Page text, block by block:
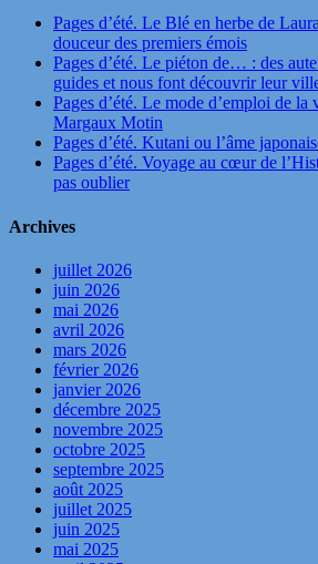
Pages d’été. Le Blé en herbe de
douceur des premiers émois
Pages d’été. Le piéton de… : des
guides et nous font découvrir leur
Pages d’été. Le mode d’emploi de la
Margaux Motin
Pages d’été. Kutani ou l’âme
Pages d’été. Voyage au cœur de
pas oublier
Archives
juillet 2026
juin 2026
mai 2026
avril 2026
mars 2026
février 2026
janvier 2026
décembre 2025
novembre 2025
octobre 2025
septembre 2025
août 2025
juillet 2025
juin 2025
mai 2025